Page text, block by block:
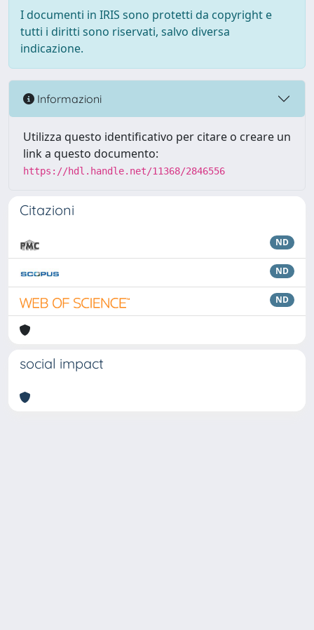
I documenti in IRIS sono protetti da copyright e
tutti i diritti sono riservati, salvo diversa
indicazione.
Informazioni
Utilizza questo identificativo per citare o creare un
link a questo documento:
https://hdl.handle.net/11368/2846556
Citazioni
ND
ND
ND
social impact